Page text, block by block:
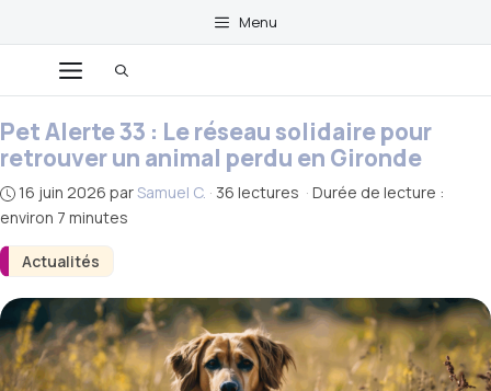
au
contenu
Menu
Menu
Actualités
Pet Alerte 33 : Le réseau solidaire pour
retrouver un animal perdu en Gironde
16 juin 2026 parSamuel C. · 36 lectures · Durée de lecture :
environ 7 minutes